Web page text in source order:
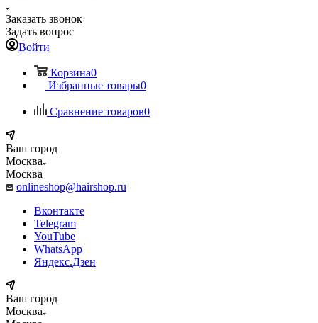
Заказать звонок
Задать вопрос
Войти
Корзина0
Избранные товары0
Сравнение товаров0
Ваш город
Москва
Москва
onlineshop@hairshop.ru
Вконтакте
Telegram
YouTube
WhatsApp
Яндекс.Дзен
Ваш город
Москва